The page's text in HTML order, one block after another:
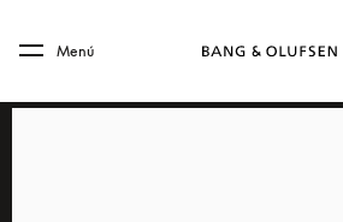
Skip to main footer
Menú